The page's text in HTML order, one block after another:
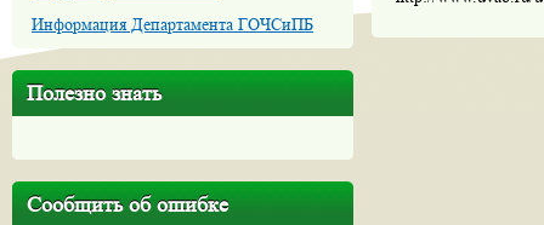
Информация Департамента ГОЧСиПБ
Полезно знать
Сообщить об ошибке